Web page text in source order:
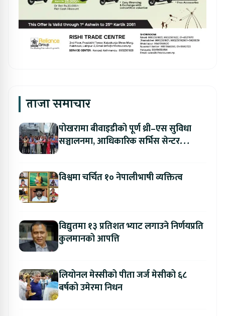
ताजा समाचार
पोखरामा बीवाइडीको पूर्ण थ्री–एस सुविधा
सञ्चालनमा, आधिकारिक सर्भिस सेन्टर
विश्वमा चर्चित १० नेपालीभाषी व्यक्तित्व
विद्युतमा १३ प्रतिशत भ्याट लगाउने निर्णयप्रति
कुलमानको आपत्ति
लियोनल मेस्सीको पीता जर्ज मेसीको ६८
बर्षको उमेरमा निधन